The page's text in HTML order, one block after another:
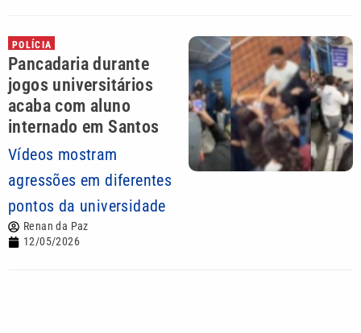
POLÍCIA
Pancadaria durante
jogos universitários
acaba com aluno
internado em Santos
Vídeos mostram
agressões em diferentes
pontos da universidade
Renan da Paz
12/05/2026